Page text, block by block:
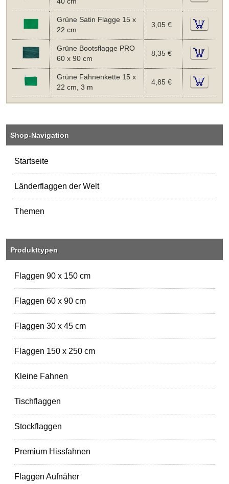
Grüne Satin Flagge 15 x
22 cm
3,05 €
Grüne Bootsflagge PRO
60 x 90 cm
8,35 €
Grüne Fahnenkette 15 x
22 cm, 3 m
4,85 €
Shop-Navigation
Startseite
Länderflaggen der Welt
Themen
Produkttypen
Flaggen 90 x 150 cm
Flaggen 60 x 90 cm
Flaggen 30 x 45 cm
Flaggen 150 x 250 cm
Kleine Fahnen
Tischflaggen
Stockflaggen
Premium Hissfahnen
Flaggen Aufnäher